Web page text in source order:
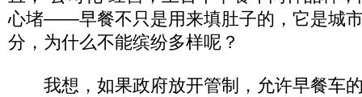
心堵——早餐不只是用来填肚子的，它是城
分，为什么不能缤纷多样呢？
我想，如果政府放开管制，允许早餐车